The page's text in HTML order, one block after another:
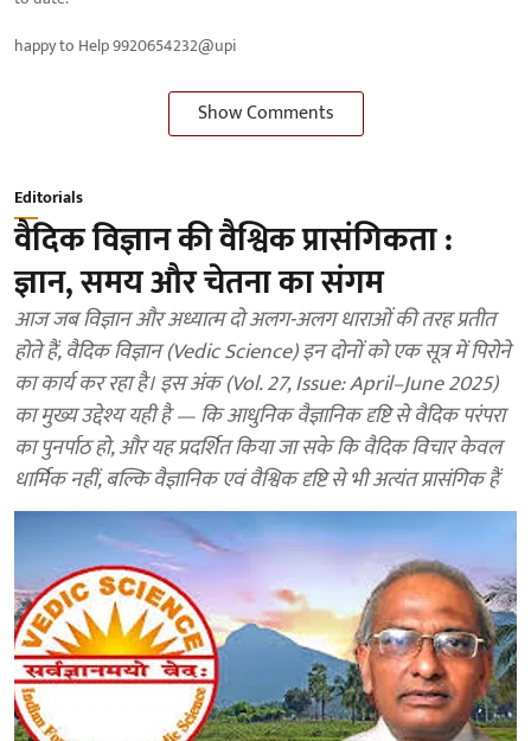
happy to Help 9920654232@upi
Show Comments
Editorials
वैदिक विज्ञान की वैश्विक प्रासंगिकता :
ज्ञान, समय और चेतना का संगम
आज जब विज्ञान और अध्यात्म दो अलग-अलग धाराओं की तरह प्रतीत
होते हैं, वैदिक विज्ञान (Vedic Science) इन दोनों को एक सूत्र में पिरोने
का कार्य कर रहा है। इस अंक (Vol. 27, Issue: April–June 2025)
का मुख्य उद्देश्य यही है — कि आधुनिक वैज्ञानिक दृष्टि से वैदिक परंपरा
का पुनर्पाठ हो, और यह प्रदर्शित किया जा सके कि वैदिक विचार केवल
धार्मिक नहीं, बल्कि वैज्ञानिक एवं वैश्विक दृष्टि से भी अत्यंत प्रासंगिक हैं